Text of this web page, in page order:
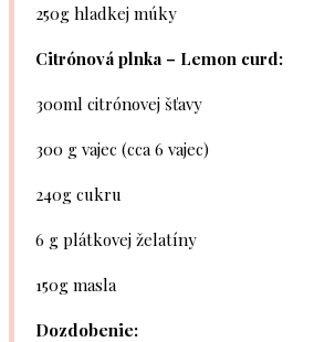
250g hladkej múky
Citrónová plnka – Lemon curd:
300ml citrónovej šťavy
300 g vajec (cca 6vajec)
240g cukru
6 g plátkovej želatíny
150g masla
Dozdobenie: